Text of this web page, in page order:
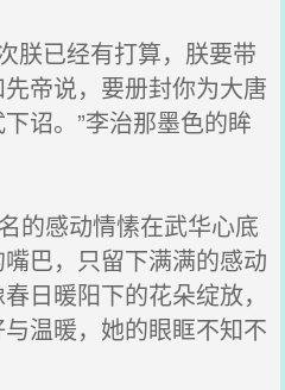
朕已经有打算，朕要带
帝说，要册封你为大唐
诏。”李治那墨色的眸
的感动情愫在武华心底
巴，只留下满满的感动
日暖阳下的花朵绽放，
温暖，她的眼眶不知不